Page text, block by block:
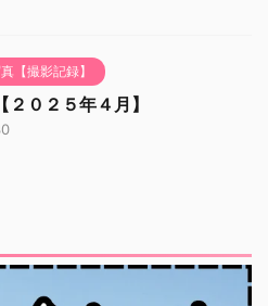
【撮影記録】
２０２５年４月】